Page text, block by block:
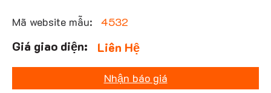
Mã website mẫu: 4532
Liên Hệ
Nhận báo giá